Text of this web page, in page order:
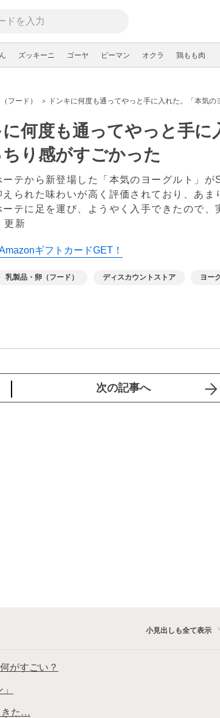
ズッキーニ ゴーヤ ピーマン オクラ 鶏もも肉
フード） ドンキに何度も通ってやっと手に入れた。「本気
に何度も通ってやっと手に
り感がすごかった
ーテから新登場した「本気のヨーグルト」
えられた味わいが高く評価されており、あ
ーテに足を運び、ようやく入手できたので
更新
ギフトカードGET！
乳製品・卵（フード） ディスカウントストア ヨー
次の記事へ
小見出しも全て表示
がすごい？
きた…